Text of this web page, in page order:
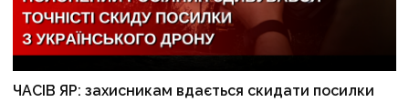
ЧАСІВ ЯР: захисникам вдається скидати посилки